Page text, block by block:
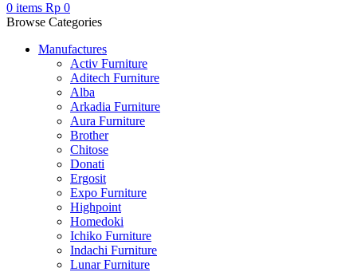
0 items Rp 0
Browse Categories
Manufactures
Activ Furniture
Aditech Furniture
Alba
Arkadia Furniture
Aura Furniture
Brother
Chitose
Donati
Ergosit
Expo Furniture
Highpoint
Homedoki
Ichiko Furniture
Indachi Furniture
Lunar Furniture